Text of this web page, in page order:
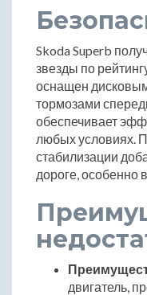
Skoda Superb
звезды по
оснащен
тормозами
обеспечивает
любых условиях.
стабилизации
дороге, особенно
двигатель,